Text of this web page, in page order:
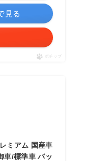
見る
ポチップ
ミアム 国産車
車/標準車 バッ